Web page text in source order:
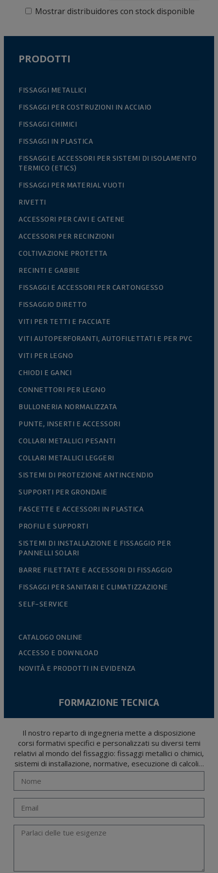
Mostrar distribuidores con stock disponible
PRODOTTI
FISSAGGI METALLICI
FISSAGGI PER COSTRUZIONI IN ACCIAIO
FISSAGGI CHIMICI
FISSAGGI IN PLASTICA
FISSAGGI E ACCESSORI PER SISTEMI DI ISOLAMENTO
TERMICO (ETICS)
FISSAGGI PER MATERIAL VUOTI
RIVETTI
ACCESSORI PER CAVI E CATENE
ACCESSORI PER RECINZIONI
COLTIVAZIONE PROTETTA
RECINTI E GABBIE
FISSAGGI E ACCESSORI PER CARTONGESSO
FISSAGGIO DIRETTO
VITI PER TETTI E FACCIATE
VITI AUTOPERFORANTI, AUTOFILETTATI E PER PVC
VITI PER LEGNO
CHIODI E GANCI
CONNETTORI PER LEGNO
BULLONERIA NORMALIZZATA
PUNTE, INSERTI E ACCESSORI
COLLARI METALLICI PESANTI
COLLARI METALLICI LEGGERI
SISTEMI DI PROTEZIONE ANTINCENDIO
SUPPORTI PER GRONDAIE
FASCETTE E ACCESSORI IN PLASTICA
PROFILI E SUPPORTI
SISTEMI DI INSTALLAZIONE E FISSAGGIO PER
PANNELLI SOLARI
BARRE FILETTATE E ACCESSORI DI FISSAGGIO
FISSAGGI PER SANITARI E CLIMATIZZAZIONE
SELF-SERVICE
CATALOGO ONLINE
ACCESSO E DOWNLOAD
NOVITÀ E PRODOTTI IN EVIDENZA
FORMAZIONE TECNICA
Il nostro reparto di ingegneria mette a disposizione
corsi formativi specifici e personalizzati su diversi temi
relativi al mondo del fissaggio: fissaggi metallici o chimici,
sistemi di installazione, normative, esecuzione di calcoli…